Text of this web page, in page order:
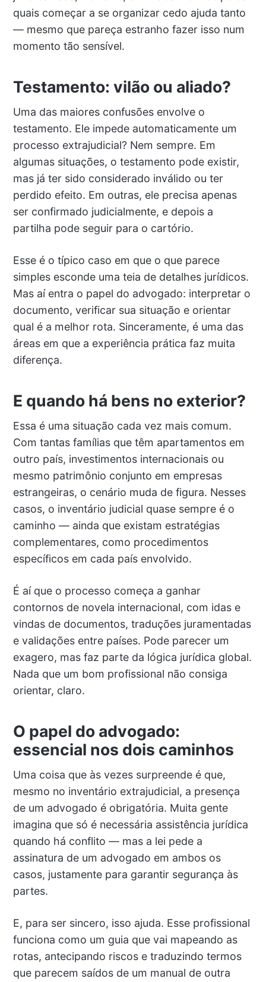
quais começar a se organizar cedo ajuda tanto
— mesmo que pareça estranho fazer isso num
momento tão sensível.
Testamento: vilão ou aliado?
Uma das maiores confusões envolve o
testamento. Ele impede automaticamente um
processo extrajudicial? Nem sempre. Em
algumas situações, o testamento pode existir,
mas já ter sido considerado inválido ou ter
perdido efeito. Em outras, ele precisa apenas
ser confirmado judicialmente, e depois a
partilha pode seguir para o cartório.
Esse é o típico caso em que o que parece
simples esconde uma teia de detalhes jurídicos.
Mas aí entra o papel do advogado: interpretar o
documento, verificar sua situação e orientar
qual é a melhor rota. Sinceramente, é uma das
áreas em que a experiência prática faz muita
diferença.
E quando há bens no exterior?
Essa é uma situação cada vez mais comum.
Com tantas famílias que têm apartamentos em
outro país, investimentos internacionais ou
mesmo patrimônio conjunto em empresas
estrangeiras, o cenário muda de figura. Nesses
casos, o inventário judicial quase sempre é o
caminho — ainda que existam estratégias
complementares, como procedimentos
específicos em cada país envolvido.
É aí que o processo começa a ganhar
contornos de novela internacional, com idas e
vindas de documentos, traduções juramentadas
e validações entre países. Pode parecer um
exagero, mas faz parte da lógica jurídica global.
Nada que um bom profissional não consiga
orientar, claro.
O papel do advogado:
essencial nos dois caminhos
Uma coisa que às vezes surpreende é que,
mesmo no inventário extrajudicial, a presença
de um advogado é obrigatória. Muita gente
imagina que só é necessária assistência jurídica
quando há conflito — mas a lei pede a
assinatura de um advogado em ambos os
casos, justamente para garantir segurança às
partes.
E, para ser sincero, isso ajuda. Esse profissional
funciona como um guia que vai mapeando as
rotas, antecipando riscos e traduzindo termos
que parecem saídos de um manual de outra